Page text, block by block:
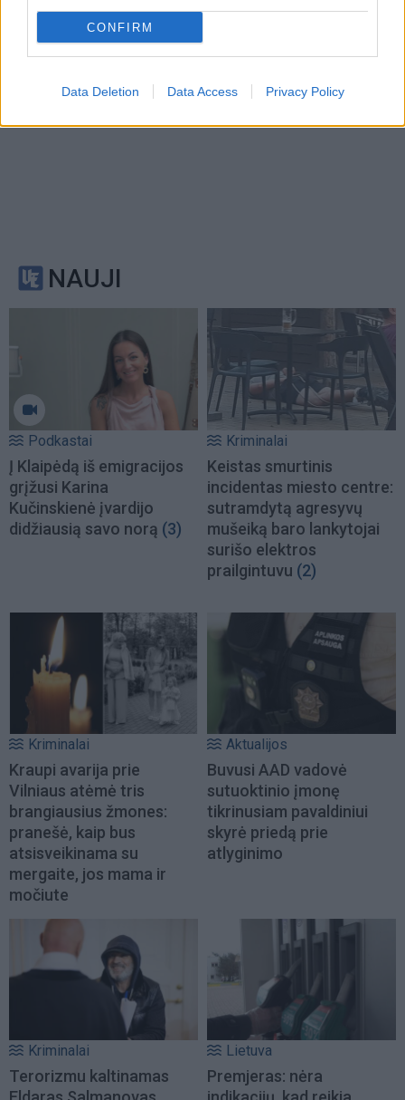
CONFIRM
Data Deletion Data Access Privacy Policy
NAUJI
Podkastai
Į Klaipėdą iš emigracijos
grįžusi Karina
Kučinskienė įvardijo
didžiausią savo norą (3)
Kriminalai
Keistas smurtinis
incidentas miesto centre:
sutramdytą agresyvų
mušeiką baro lankytojai
surišo elektros
prailgintuvu (2)
Kriminalai
Kraupi avarija prie
Vilniaus atėmė tris
brangiausius žmones:
pranešė, kaip bus
atsisveikinama su
mergaite, jos mama ir
močiute
Aktualijos
Buvusi AAD vadovė
sutuoktinio įmonę
tikrinusiam pavaldiniui
skyrė priedą prie
atlyginimo
Kriminalai
Terorizmu kaltinamas
Lietuva
Premjeras: nėra